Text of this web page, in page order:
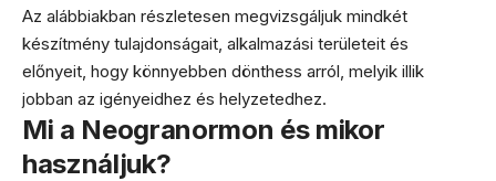
Az alábbiakban részletesen megvizsgáljuk mindkét
készítmény tulajdonságait, alkalmazási területeit és
előnyeit, hogy könnyebben dönthess arról, melyik illik
jobban az igényeidhez és helyzetedhez.
Mi a Neogranormon és mikor
használjuk?